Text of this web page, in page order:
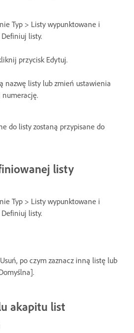
Typ > Listy wypunktowane i
listy.
przycisk Edytuj.
nazwę listy lub zmień ustawienia
do listy zostaną przypisane do
listy
Typ > Listy wypunktowane i
listy.
po czym zaznacz inną listę lub
akapitu list